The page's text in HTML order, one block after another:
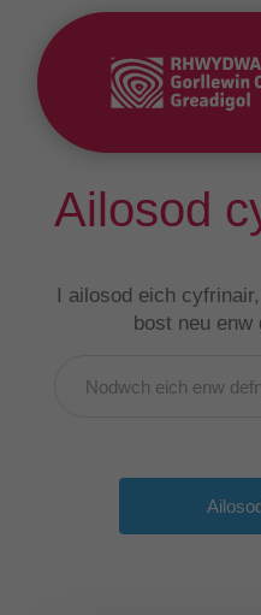
Ailosod
I ailosod eich
bost neu enw